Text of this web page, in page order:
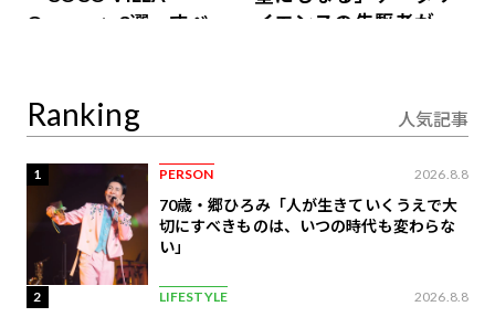
Owners」3選。すべて
イエンスの先駆者が語
Ranking 人気記事
1 PERSON 2026.8.8
70歳・郷ひろみ「人が生きていくうえで大
切にすべきものは、いつの時代も変わらな
い」
2 LIFESTYLE 2026.8.8